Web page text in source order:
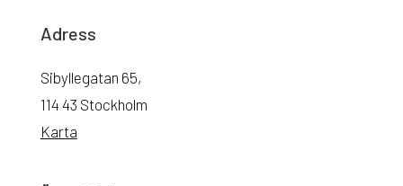
Adress
Sibyllegatan 65,
114 43 Stockholm
Karta